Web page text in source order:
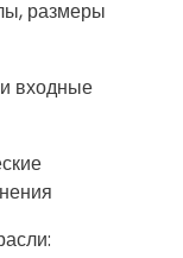
размеры
входные